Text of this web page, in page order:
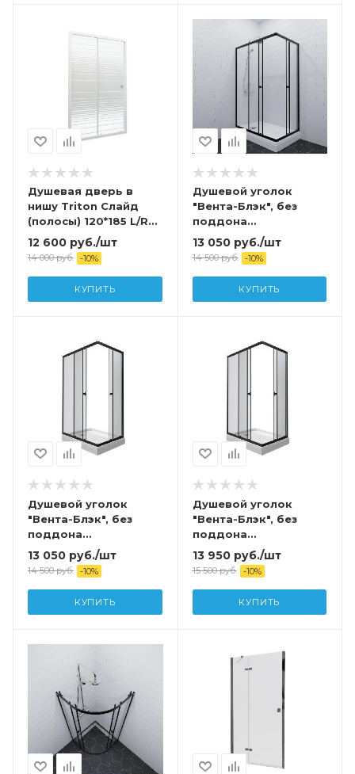
Душевая дверь в
нишу Triton Слайд
(полосы) 120*185 L/R
без поддона
12 600 руб./шт
14 000руб. -10%
КУПИТЬ
Душевой уголок
"Вента-Блэк", без
поддона
900x900x1850
13 050руб./шт
14 500руб. -10%
КУПИТЬ
Душевой уголок
"Вента-Блэк", без
поддона
800x800x1850
13 050 руб./шт
14 500руб. -10%
КУПИТЬ
Душевой уголок
"Вента-Блэк", без
поддона
1000x1000x1850
13 950руб./шт
15 500руб. -10%
КУПИТЬ